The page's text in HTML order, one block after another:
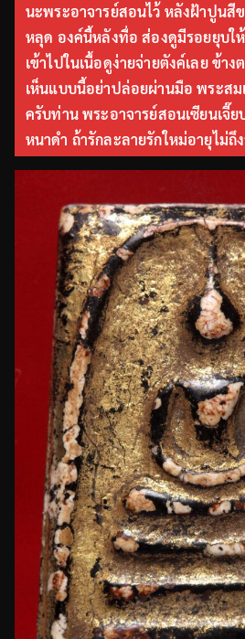
นะพระอาจารย์สอนไว้ หลังฝ้าปูนสี
หลุด องค์นี้หลังทื่อ ส่องดูมีรอยยุบใ
เข้าไปในเนื้อดูง่ายจ่ายตังค์เลย ข้า
เห็นแบบนี้อย่าปล่อยผ่านมือ พระส
ครับท่าน พระอาจารย์สอนเซียนเจี๊
หนาดำ ถ้ารักละลายรักใหม่อายุไม่ถึ